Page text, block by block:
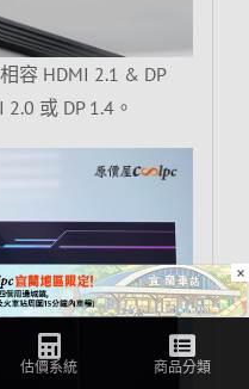
容 HDMI 2.1 & DP
或 DP 1.4。
×